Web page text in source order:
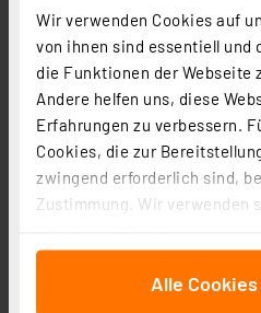
Wir verwenden Cookies auf
von ihnen sind essentiell und
die Funktionen der Webseite
Andere helfen uns, diese
Erfahrungen zu verbessern.
Cookies, die zur
zwingend erforderlich sind,
Zustimmung. Wir verwenden
für soziale Medien anbieten
auf unsere Website zu
wir Informationen zu Ihrer
Alle